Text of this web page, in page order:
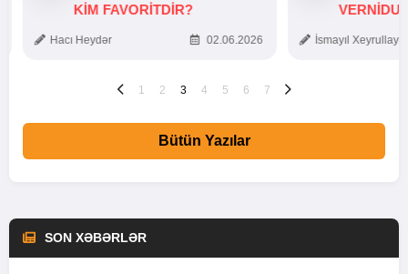
KIM FAVORITDIR?
Hacı Heydər 02.06.2026 İsmayıl
1 2 3 4 5 6 7
Bütün Yazılar
SON XƏBƏRLƏR